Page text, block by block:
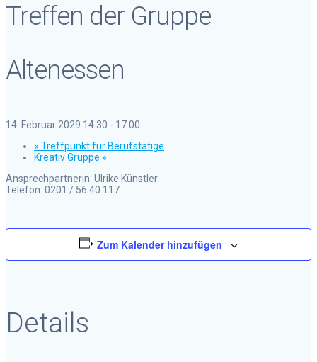
Treffen der Gruppe
Altenessen
14. Februar 2029.14:30 - 17:00
« Treffpunkt für Berufstätige
Kreativ Gruppe »
Ansprechpartnerin: Ulrike Künstler
Telefon: 0201 / 56 40 117
Zum Kalender hinzufügen
Details